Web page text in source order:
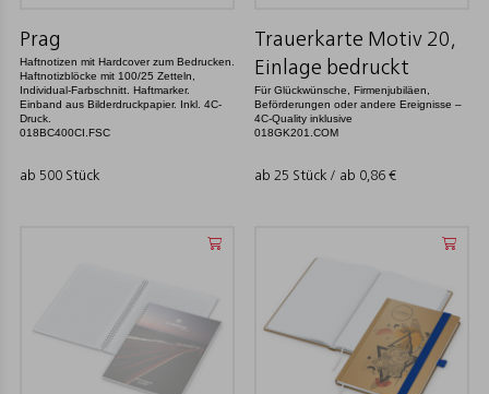
Prag
Haftnotizen mit Hardcover zum Bedrucken.
Haftnotizblöcke mit 100/25 Zetteln,
Individual-Farbschnitt. Haftmarker.
Einband aus Bilderdruckpapier. Inkl. 4C-
Druck.
018BC400CI.FSC
ab 500 Stück
Trauerkarte Motiv 20,
Einlage bedruckt
Für Glückwünsche, Firmenjubiläen,
Beförderungen oder andere Ereignisse –
4C-Quality inklusive
018GK201.COM
ab 25 Stück / ab 0,86 €